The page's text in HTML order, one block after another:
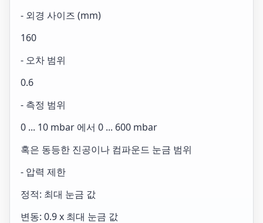
- 외경 사이즈 (mm)
160
- 오차 범위
0.6
- 측정 범위
0 ... 10 mbar 에서 0 ... 600 mbar
혹은 동등한 진공이나 컴파운드 눈금 범위
- 압력 제한
정적: 최대 눈금 값
변동: 0.9 x 최대 눈금 값